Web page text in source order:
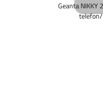
Geanta NIKKY